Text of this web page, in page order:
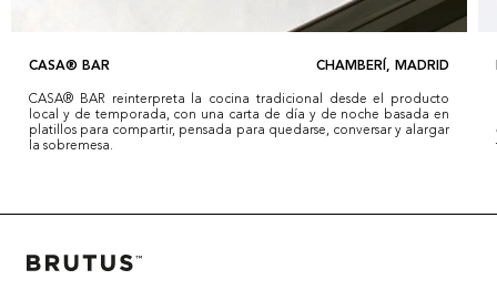
CASA® BAR CHAMBERÍ, MADRID
CASA®️ BAR reinterpreta la cocina tradicional desde el producto
local y de temporada, con una carta de día y de noche basada en
platillos para compartir, pensada para quedarse, conversar y alargar
la sobremesa.